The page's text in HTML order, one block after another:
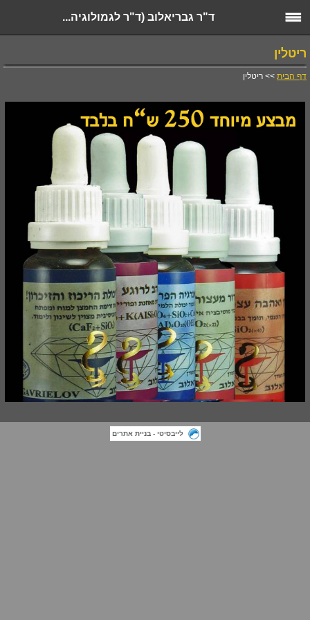
ד"ר גבריאלוב (ד"ר לגמולוגיה...
ריטלין
דף הבית >> ריטלין
לייבסיטי - בניית אתרים